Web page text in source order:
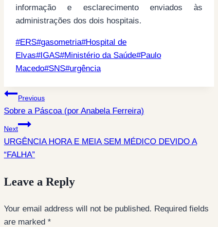
informação e esclarecimento enviados às
administrações dos dois hospitais.
Post
Tags:
#ERS#gasometria#Hospital de
Elvas#IGAS#Ministério da Saúde#Paulo
Macedo#SNS#urgência
Post
navigation
Previous
Sobre a Páscoa (por Anabela Ferreira)
Next
URGÊNCIA HORA E MEIA SEM MÉDICO DEVIDO A
“FALHA”
Leave a Reply
Your email address will not be published. Required fields
are marked *